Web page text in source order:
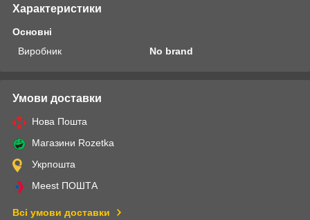
Характеристики
Основні
Виробник
No brand
Умови доставки
Нова Пошта
Магазини Rozetka
Укрпошта
Meest ПОШТА
Всі умови доставки